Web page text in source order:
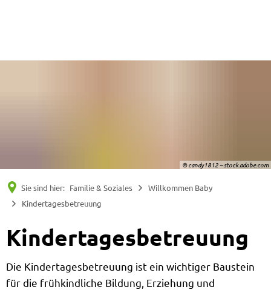
© candy1812 – stock.adobe.com
Sie sind hier: Familie & Soziales
Willkommen Baby
Kindertagesbetreuung
Kindertagesbetreuung
Die Kindertagesbetreuung ist ein wichtiger Baustein
für die frühkindliche Bildung, Erziehung und